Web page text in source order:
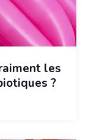
les
?